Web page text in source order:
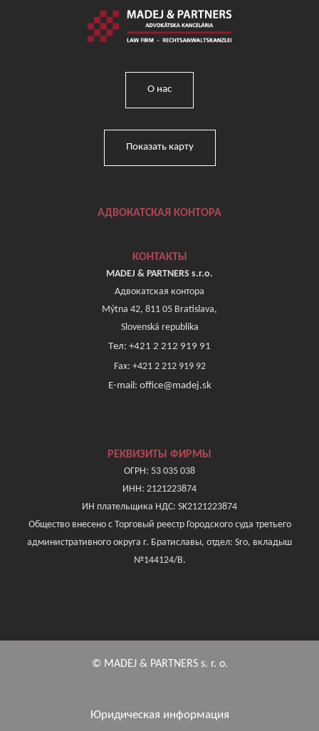
О нас
Показать карту
АДВОКАТСКАЯ КОНТОРА
КОНТАКТЫ
MADEJ & PARTNERS s.r.o.
Адвокатская контора
Mýtna 42, 811 05 Bratislava,
Slovenská republika
Tел: +421 2 212 919 91
Fax: +421 2 212 919 92
E-mail: office@madej.sk
РЕКВИЗИТЫ ФИРМЫ
ОГРН: 53 035 038
ИНН: 2121223874
ИН плательщика НДС: SK2121223874
Общество внесено с Торговый реестр Городского суда третьего
административного округа г. Братиславы, отдел: Sro, вкладыш
№144124/B.
© MADEJ & PARTNERS s. r. o.
Юридическая информация